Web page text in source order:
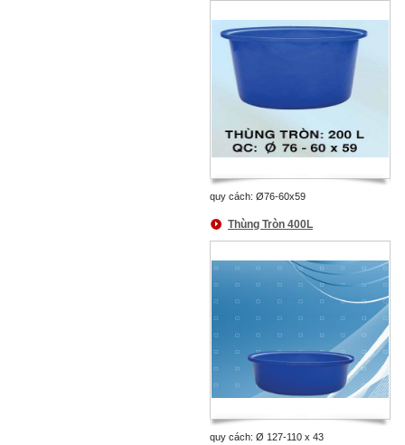
quy cách: Ø76-60x59
Thùng Tròn 400L
quy cách: Ø 127-110 x 43